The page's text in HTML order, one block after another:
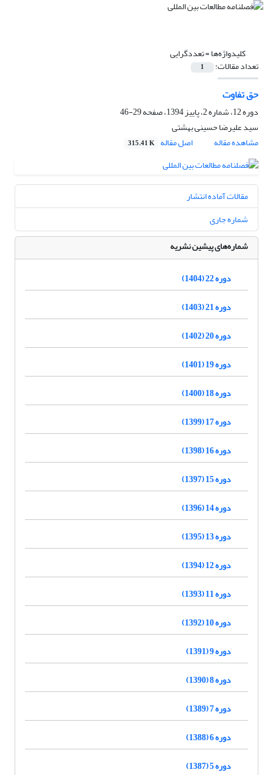
کلیدواژه‌ها =تعددگرایی
تعداد مقالات: 1
حق تفاوت
دوره 12، شماره 2، پاییز 1394، صفحه
29-46
سید علیرضا حسینی بهشتی
مشاهده مقاله
اصل مقاله 315.41 K
مقالات آماده انتشار
شماره جاری
شماره‌های پیشین نشریه
دوره 22 (1404)
دوره 21 (1403)
دوره 20 (1402)
دوره 19 (1401)
دوره 18 (1400)
دوره 17 (1399)
دوره 16 (1398)
دوره 15 (1397)
دوره 14 (1396)
دوره 13 (1395)
دوره 12 (1394)
دوره 11 (1393)
دوره 10 (1392)
دوره 9 (1391)
دوره 8 (1390)
دوره 7 (1389)
دوره 6 (1388)
دوره 5 (1387)